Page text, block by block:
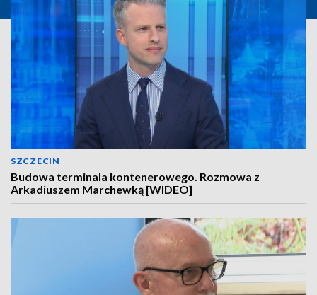
SZCZECIN
Budowa terminala kontenerowego. Rozmowa z
Arkadiuszem Marchewką [WIDEO]